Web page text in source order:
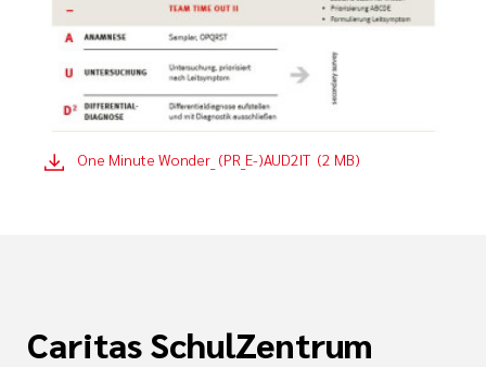
One Minute Wonder_ (PR_E-)AUD2IT (2 MB)
Caritas SchulZentrum